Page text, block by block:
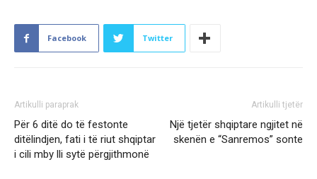
Facebook Twitter
Artikulli paraprak
Për 6 ditë do të festonte
ditëlindjen, fati i të riut shqiptar
i cili mby lli sytë përgjithmonë
Artikulli tjetër
Një tjetër shqiptare ngjitet në
skenën e “Sanremos” sonte